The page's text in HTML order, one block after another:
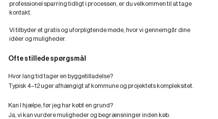
professionel sparring tidligt i processen, er du velkommen til at tage
kontakt.
Vi tilbyder et gratis og uforpligtende møde, hvor vi gennemgår dine
idéer og muligheder.
Ofte stillede spørgsmål
Hvor lang tid tager en byggetilladelse?
‍Typisk 4–12 uger afhængigt af kommune og projektets kompleksitet.
Kan I hjælpe, før jeg har købt en grund?
‍Ja, vi kan vurdere muligheder og begrænsninger inden køb.